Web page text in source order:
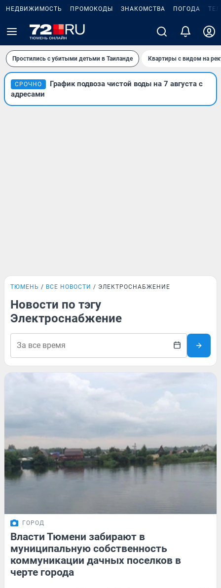
НЕДВИЖИМОСТЬ ПРОМОКОДЫ ЗНАКОМСТВА ПОГОДА
Простились с убитыми детьми в Таиланде Квартиры с видом на
СРОЧНО
График подвоза чистой воды на 7 августа с
адресами
ТЮМЕНЬ ВСЕ НОВОСТИ ЭЛЕКТРОСНАБЖЕНИЕ
Новости по тэгу
Электроснабжение
ГОРОД
Власти Тюмени забирают в
муниципальную собственность
коммуникации дачных поселков в
черте города